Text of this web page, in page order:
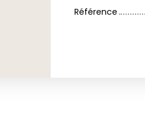
Référence